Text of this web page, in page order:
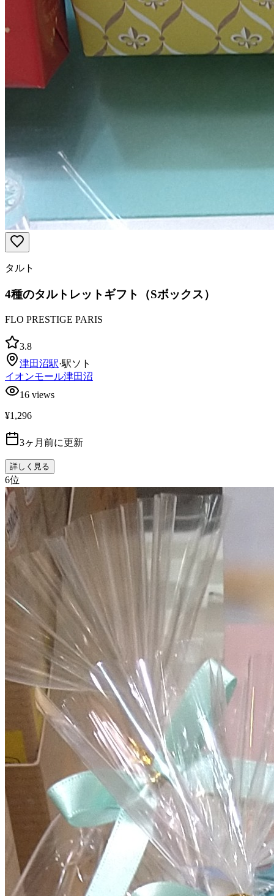
タルト
4種のタルトレットギフト（Sボックス）
FLO PRESTIGE PARIS
3.8
津田沼駅·駅ソト
イオンモール津田沼
16 views
¥1,296
3ヶ月前に更新
詳しく見る
6位